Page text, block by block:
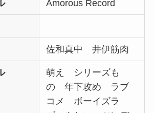
Amorous Record
佐和真中 井伊筋肉
萌え シリーズも
の 年下攻め ラブ
コメ ボーイズラ